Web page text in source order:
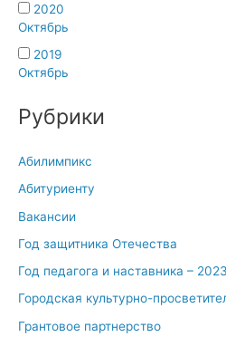
2020
Октябрь
2019
Октябрь
Рубрики
Абилимпикс
Абитуриенту
Вакансии
Год защитника Отечества
Год педагога и наставника – 2023
Городская культурно-
Грантовое партнерство